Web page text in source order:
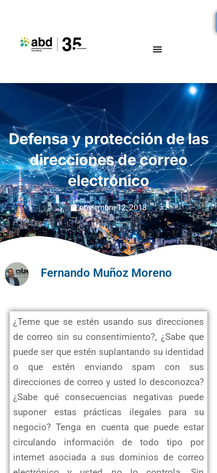
Defensa y protección de las
direcciones de correo
electrónico
noviembre 12, 2018
Fernando Muñoz Moreno
¿Teme que se estén usando sus direcciones
de correo sin su consentimiento?, ¿Sabe que
puede ser que estén suplantando su identidad
o que estén enviando spam con sus
direcciones de correo y usted lo desconozca?
¿Sabe qué consecuencias negativas puede
suponer estas prácticas ilegales para su
negocio? Tenga en cuenta que puede estar
circulando información de todo tipo por
internet asociada a sus dominios de correo